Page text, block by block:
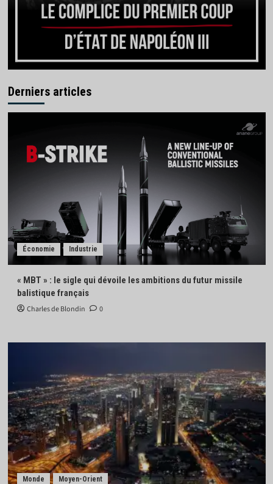
Derniers articles
Économie Industrie
« MBT » : le sigle qui dévoile les ambitions du futur missile
balistique français
Charles de Blondin 0
Monde Moyen-Orient